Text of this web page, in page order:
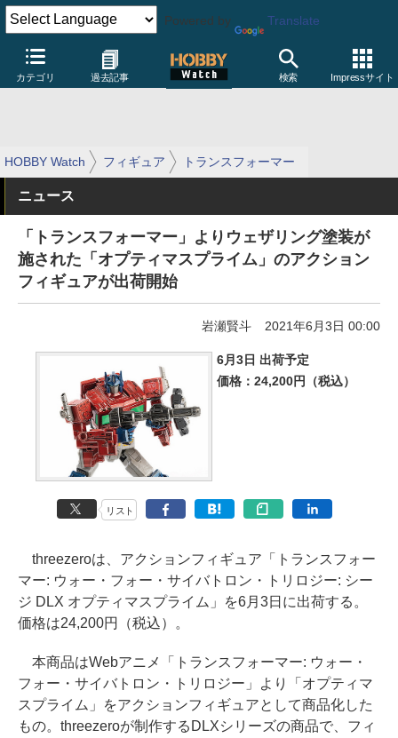
Powered by Translate
カテゴリ 過去記事 検索 Impressサイト
HOBBY Watch フィギュア トランスフォーマー
ニュース
「トランスフォーマー」よりウェザリング塗装が
施された「オプティマスプライム」のアクション
フィギュアが出荷開始
岩瀬賢斗 2021年6月3日 00:00
6月3日 出荷予定
価格：24,200円（税込）
リスト
threezeroは、アクションフィギュア「トランスフォー
マー: ウォー・フォー・サイバトロン・トリロジー: シー
ジ DLX オプティマスプライム」を6月3日に出荷する。
価格は24,200円（税込）。
本商品はWebアニメ「トランスフォーマー: ウォー・
フォー・サイバトロン・トリロジー」より「オプティマ
スプライム」をアクションフィギュアとして商品化した
もの。threezeroが制作するDLXシリーズの商品で、フィ